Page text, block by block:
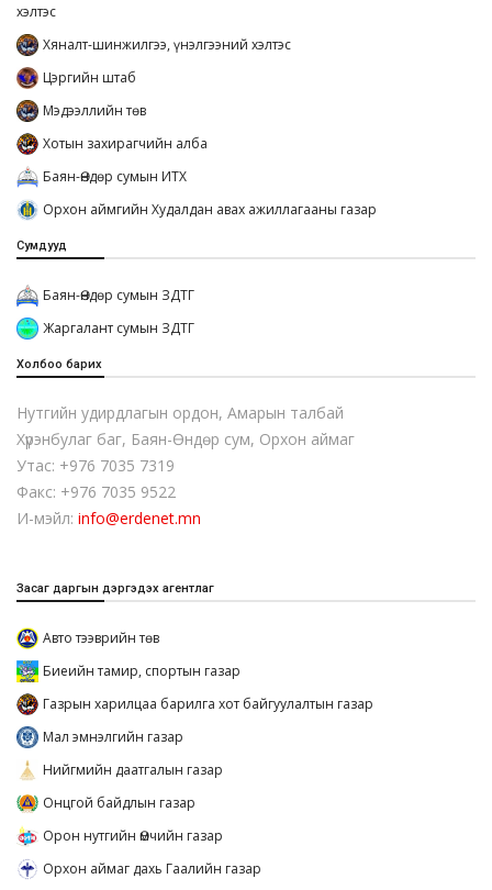
хэлтэс
Хяналт-шинжилгээ, үнэлгээний хэлтэс
Цэргийн штаб
Мэдээллийн төв
Хотын захирагчийн алба
Баян-Өндөр сумын ИТХ
Орхон аймгийн Худалдан авах ажиллагааны газар
Сумдууд
Баян-Өндөр сумын ЗДТГ
Жаргалант сумын ЗДТГ
Холбоо барих
Нутгийн удирдлагын ордон, Амарын талбай
Хүрэнбулаг баг, Баян-Өндөр сум, Орхон аймаг
Утас: +976 7035 7319
Факс: +976 7035 9522
И-мэйл: info@erdenet.mn
Засаг даргын дэргэдэх агентлаг
Авто тээврийн төв
Биеийн тамир, спортын газар
Газрын харилцаа барилга хот байгуулалтын газар
Мал эмнэлгийн газар
Нийгмийн даатгалын газар
Онцгой байдлын газар
Орон нутгийн Өмчийн газар
Орхон аймаг дахь Гаалийн газар